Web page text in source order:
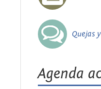
Quejas
Agenda